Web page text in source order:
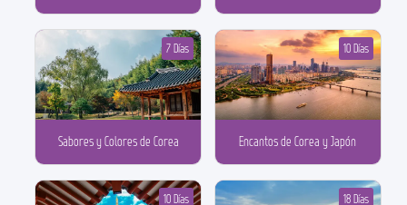
Sabores y Colores de Corea
7 Días
Encantos de Corea y Japón
10 Días
10 Días 18 Días